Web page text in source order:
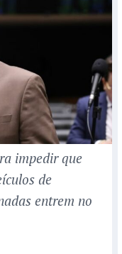
impedir que
de
entrem no